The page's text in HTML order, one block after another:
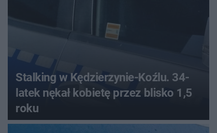
Stalking w Kędzierzynie-Koźlu. 34-
latek nękał kobietę przez blisko 1,5
roku